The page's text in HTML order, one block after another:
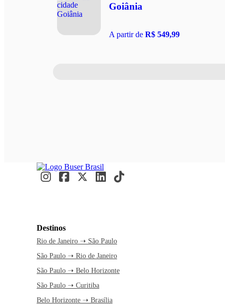
Goiânia
A partir de R$ 549,99
Destinos
Rio de Janeiro ➝ São Paulo
São Paulo ➝ Rio de Janeiro
São Paulo ➝ Belo Horizonte
São Paulo ➝ Curitiba
Belo Horizonte ➝ Brasília